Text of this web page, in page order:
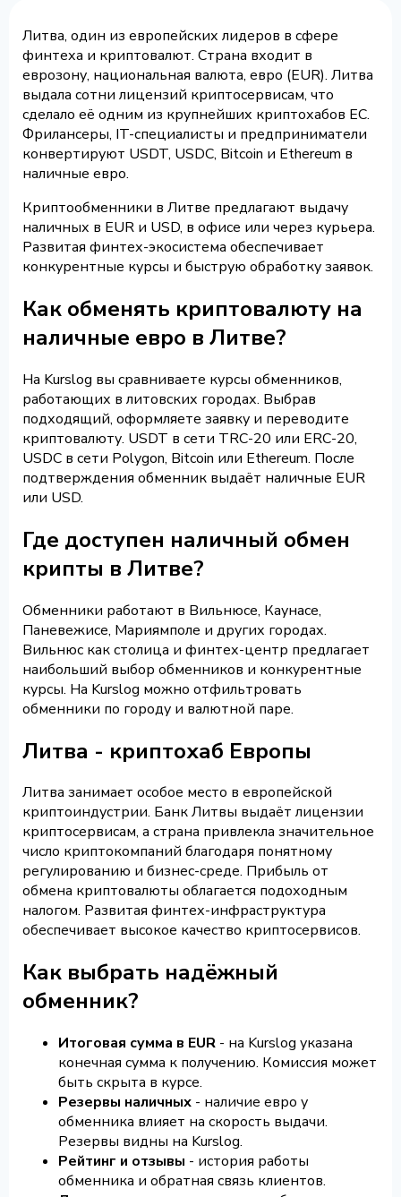
Литва, один из европейских лидеров в сфере
финтеха и криптовалют. Страна входит в
еврозону, национальная валюта, евро (EUR). Литва
выдала сотни лицензий криптосервисам, что
сделало её одним из крупнейших криптохабов ЕС.
Фрилансеры, IT-специалисты и предприниматели
конвертируют USDT, USDC, Bitcoin и Ethereum в
наличные евро.
Криптообменники в Литве предлагают выдачу
наличных в EUR и USD, в офисе или через курьера.
Развитая финтех-экосистема обеспечивает
конкурентные курсы и быструю обработку заявок.
Как обменять криптовалюту на
наличные евро в Литве?
На Kurslog вы сравниваете курсы обменников,
работающих в литовских городах. Выбрав
подходящий, оформляете заявку и переводите
криптовалюту. USDT в сети TRC-20 или ERC-20,
USDC в сети Polygon, Bitcoin или Ethereum. После
подтверждения обменник выдаёт наличные EUR
или USD.
Где доступен наличный обмен
крипты в Литве?
Обменники работают в Вильнюсе, Каунасе,
Паневежисе, Мариямполе и других городах.
Вильнюс как столица и финтех-центр предлагает
наибольший выбор обменников и конкурентные
курсы. На Kurslog можно отфильтровать
обменники по городу и валютной паре.
Литва - криптохаб Европы
Литва занимает особое место в европейской
криптоиндустрии. Банк Литвы выдаёт лицензии
криптосервисам, а страна привлекла значительное
число криптокомпаний благодаря понятному
регулированию и бизнес-среде. Прибыль от
обмена криптовалюты облагается подоходным
налогом. Развитая финтех-инфраструктура
обеспечивает высокое качество криптосервисов.
Как выбрать надёжный
обменник?
Итоговая сумма в EUR - на Kurslog указана
конечная сумма к получению. Комиссия может
быть скрыта в курсе.
Резервы наличных - наличие евро у
обменника влияет на скорость выдачи.
Резервы видны на Kurslog.
Рейтинг и отзывы - история работы
обменника и обратная связь клиентов.